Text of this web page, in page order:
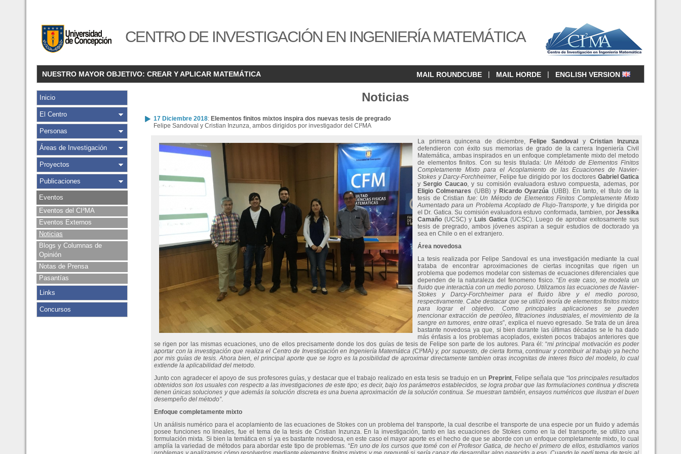
CENTRO DE INVESTIGACIÓN EN INGENIERÍA MATEMÁTICA
NUESTRO MAYOR OBJETIVO: CREAR Y APLICAR MATEMÁTICA MAIL ROUNDCUBE | MAIL HORDE | ENGLISH VERSION
Inicio
El Centro
Personas
Áreas de Investigación
Proyectos
Publicaciones
Eventos
Eventos del CI²MA
Eventos Externos
Noticias
Blogs y Columnas de
Opinión
Notas de Prensa
Pasantías
Links
Concursos
Noticias
17 Diciembre 2018: Elementos finitos mixtos inspira dos nuevas tesis de pregrado
Felipe Sandoval y Cristian Inzunza, ambos dirigidos por investigador del CI²MA
La primera quincena de diciembre, Felipe Sandoval yCristian Inzunza
defendieron con éxito sus memorias de grado de la carrera Ingeniería Civil
Matemática, ambas inspirados en un enfoque completamente mixto del metodo
de elementos finitos. Con su tesis titulada: Un Método de Elementos Finitos
Completamente Mixto para el Acoplamiento de las Ecuaciones de Navier-
Stokes y Darcy-Forchheimer, Felipe fue dirigido por los doctores Gabriel Gatica
ySergio Caucao, y su comisión evaluadora estuvo compuesta, ademas, por
Eligio Colmenares (UBB) y Ricardo Oyarzúa (UBB). En tanto, el título de la
tesis de Cristian fue: Un Método de Elementos Finitos Completamente Mixto
Aumentado para un Problema Acoplado de Flujo-Transporte, y fue dirigida por
el Dr. Gatica. Su comisión evaluadora estuvo conformada, tambien, por Jessika
Camaño (UCSC) y Luis Gatica(UCSC). Luego de aprobar exitosamente sus
tesis de pregrado, ambos jóvenes aspiran a seguir estudios de doctorado ya
sea en Chile o en el extranjero.
Área novedosa
La tesis realizada por Felipe Sandoval es una investigación mediante la cual
trataba de encontrar aproximaciones de ciertas incognitas que rigen un
problema que podemos modelar con sistemas de ecuaciones diferenciales que
dependen de la naturaleza del fenomeno fisico. “En este caso, se modela un
fluido que interactúa con un medio poroso. Utilizamos las ecuaciones de Navier-
Stokes y Darcy-Forchheimer para el fluido libre y el medio poroso,
respectivamente. Cabe destacar que se utilizó teoría de elementos finitos mixtos
para lograr el objetivo. Como principales aplicaciones se pueden
mencionar extracción de petróleo, filtraciones industriales, el movimiento de la
sangre en tumores, entre otras”, explica el nuevo egresado. Se trata de un área
bastante novedosa ya que, si bien durante las últimas décadas se le ha dado
más énfasis a los problemas acoplados, existen pocos trabajos anteriores que
se rigen por las mismas ecuaciones, uno de ellos precisamente donde los dos guías de tesis de Felipe son parte de los autores. Para él: “mi principal motivación es poder
aportar con la investigación que realiza el Centro de Investigación en Ingeniería Matemática (CI²MA) y, por supuesto, de cierta forma, continuar y contribuir al trabajo ya hecho
por mis guías de tesis. Ahora bien, el principal aporte que se logro es la posibilidad de aproximar directamente tambien otras incognitas de interes fisico del modelo, lo cual
extiende la aplicabilidad del metodo.
Junto con agradecer el apoyo de sus profesores guías, y destacar que el trabajo realizado en esta tesis se tradujo en un Preprint, Felipe señala que “l os principales resultados
obtenidos son los usuales con respecto a las investigaciones de este tipo; es decir, bajo los parámetros establecidos, se logra probar que las formulaciones continua y discreta
tienen únicas soluciones y que además la solución discreta es una buena aproximación de la solución continua. Se muestran también, ensayos numéricos que ilustran el buen
desempeño del método”.
Enfoque completamente mixto
Un análisis numérico para el acoplamiento de las ecuaciones de Stokes con un problema del transporte, la cual describe el transporte de una especie por un fluido y además
posee funciones no lineales, fue el tema de la tesis de Cristian Inzunza. En la investigación, tanto en las ecuaciones de Stokes como en la del transporte, se utilizo una
formulación mixta. Si bien la temática en sí ya es bastante novedosa, en este caso el mayor aporte es el hecho de que se aborde con un enfoque completamente mixto, lo cual
amplía la variedad de métodos para abordar este tipo de problemas. “En uno de los cursos que tomé con el Profesor Gatica, de hecho el primero de ellos, estudiamos varios